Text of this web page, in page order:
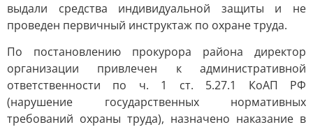
выдали средства индивидуальной защиты и не
проведен первичный инструктаж по охране труда.
По постановлению прокурора района директор
организации привлечен к административной
ответственности по ч. 1 ст. 5.27.1 КоАП РФ
(нарушение государственных нормативных
требований охраны труда), назначено наказание в